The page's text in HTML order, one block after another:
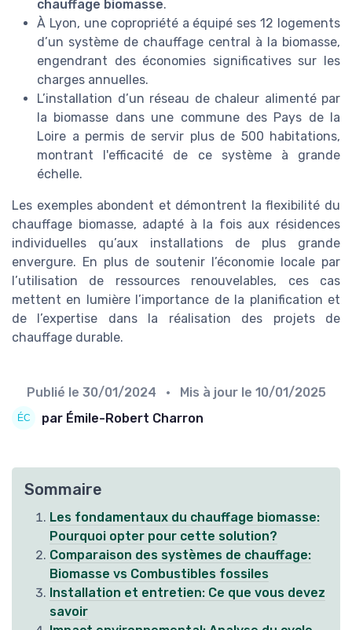
chauffage biomasse.
À Lyon, une copropriété a équipé ses 12 logements
d’un système de chauffage central à la biomasse,
engendrant des économies significatives sur les
charges annuelles.
L’installation d’un réseau de chaleur alimenté par
la biomasse dans une commune des Pays de la
Loire a permis de servir plus de 500 habitations,
montrant l'efficacité de ce système à grande
échelle.
Les exemples abondent et démontrent la flexibilité du
chauffage biomasse, adapté à la fois aux résidences
individuelles qu’aux installations de plus grande
envergure. En plus de soutenir l’économie locale par
l’utilisation de ressources renouvelables, ces cas
mettent en lumière l’importance de la planification et
de l’expertise dans la réalisation des projets de
chauffage durable.
Publié le 30/01/2024 • Mis à jour le 10/01/2025
par Émile-Robert Charron
Sommaire
Les fondamentaux du chauffage biomasse:
Pourquoi opter pour cette solution?
Comparaison des systèmes de chauffage:
Biomasse vs Combustibles fossiles
Installation et entretien: Ce que vous devez
savoir